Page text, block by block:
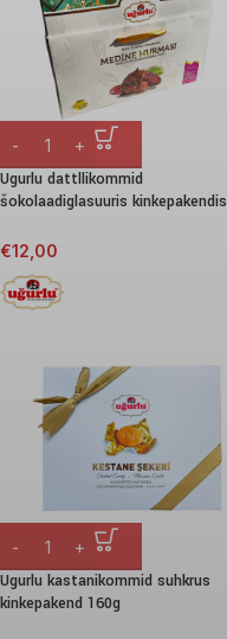
Ugurlu dattllikommid
šokolaadiglasuuris kinkepakendis
€12,00
Ugurlu kastanikommid suhkrus
kinkepakend 160g